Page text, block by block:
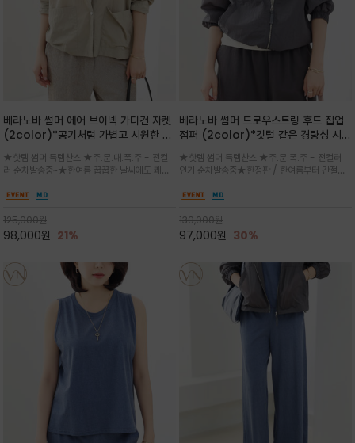
베라노바 썸머 에어 브이넥 가디건 자켓
(2color)*공기처럼 가볍고 시원한 나
브이넥 디자인이라 부담없이 쓱쓱~걸치
는 꾸안꾸!!가볍고 바스락한 나일론 블렌
드 소재감이 세련된 무드를 더해주는 가
★핫템 썸머 득템찬스 ★주.문.대.폭.주 - 전컬
러 순차발송중~★한여름 꿉꿉한 날씨에도 쾌적
일 자켓은 가벼운 무게감과 방수성 덕분에 여름
등과 밸런스를 맞춥니다
125,000원
98,000원 21%
베라노바 썸머 드로우스트링 후드 집업
점퍼 (2color)*깃털 같은 경량성 시원
(Volume Fit)가볍지만 입체적인 실
루엣을 유지하는 구조적 디자인
★핫템 썸머 득템찬스 ★주.문.폭.주 - 전컬러
인기 순차발송중★한정판 / 한여름부터 간절기
단 스토퍼 디테일로 핏 조절이 가능해 실용적/바
가볍게 비치는 세련된후드
139,000원
97,000원 30%